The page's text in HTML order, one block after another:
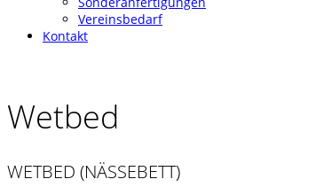
Vereinsbedarf
Kontakt
Wetbed
WETBED (NÄSSEBETT)